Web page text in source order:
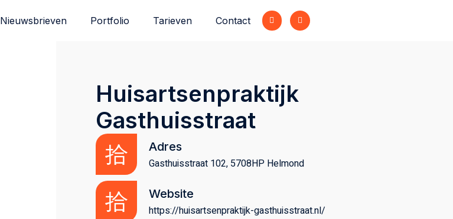
Nieuwsbrieven Portfolio Tarieven Contact
Huisartsenpraktijk
Gasthuisstraat
Adres
Gasthuisstraat 102, 5708HP Helmond
Website
https://huisartsenpraktijk-gasthuisstraat.nl/